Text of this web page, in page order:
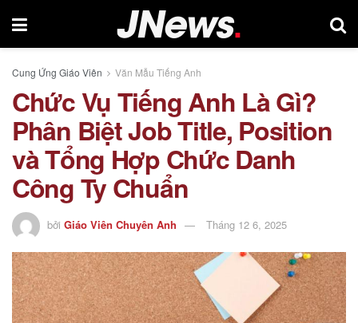
Cung Ứng Giáo Viên Văn Mẫu Tiếng Anh
Chức Vụ Tiếng Anh Là Gì?
Phân Biệt Job Title, Position
và Tổng Hợp Chức Danh
Công Ty Chuẩn
bởi Giáo Viên Chuyên Anh Tháng 12 6, 2025